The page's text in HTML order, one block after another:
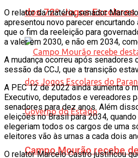
dos 72º Jogos Escolares
Campo Mourão recebe
O relator da matéria, senador
apresentou novo parecer
que o fim da reeleição para
a valer em 2030, e não em 2034,
A mudança ocorreu após senadores
sessão da CCJ, que a transição
A PEC 12 de 2022 ainda aumenta o
Executivo, deputados e vereadores
senadores para dez anos. Além
eleições no Brasil para 2034,
elegeriam todos os cargos de uma
eleitores vão às urnas a cada dois
O relator Marcelo Castro justificou